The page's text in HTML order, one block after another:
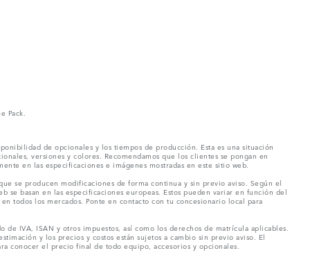
Pack.
de opcionales y los tiempos de producción. Esta es una situación
versiones y colores. Recomendamos que los clientes se pongan en
en las especificaciones e imágenes mostradas en este sitio web.
se producen modificaciones de forma continua y sin previo aviso. Según el
basan en las especificaciones europeas. Estos pueden variar en función del
todos los mercados. Ponte en contacto con tu concesionario local para
IVA, ISAN y otros impuestos, así como los derechos de matrícula aplicables.
y los precios y costos están sujetos a cambio sin previo aviso. El
conocer el precio final de todo equipo, accesorios y opcionales.